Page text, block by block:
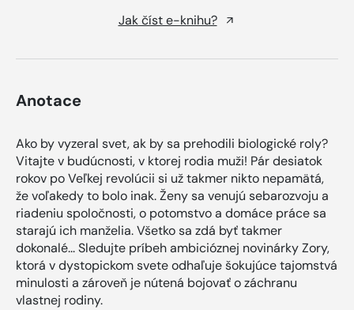
Jak číst e-knihu?
Anotace
Ako by vyzeral svet, ak by sa prehodili biologické roly?
Vitajte v budúcnosti, v ktorej rodia muži! Pár desiatok
rokov po Veľkej revolúcii si už takmer nikto nepamätá,
že voľakedy to bolo inak. Ženy sa venujú sebarozvoju a
riadeniu spoločnosti, o potomstvo a domáce práce sa
starajú ich manželia. Všetko sa zdá byť takmer
dokonalé... Sledujte príbeh ambicióznej novinárky Zory,
ktorá v dystopickom svete odhaľuje šokujúce tajomstvá
minulosti a zároveň je nútená bojovať o záchranu
vlastnej rodiny.